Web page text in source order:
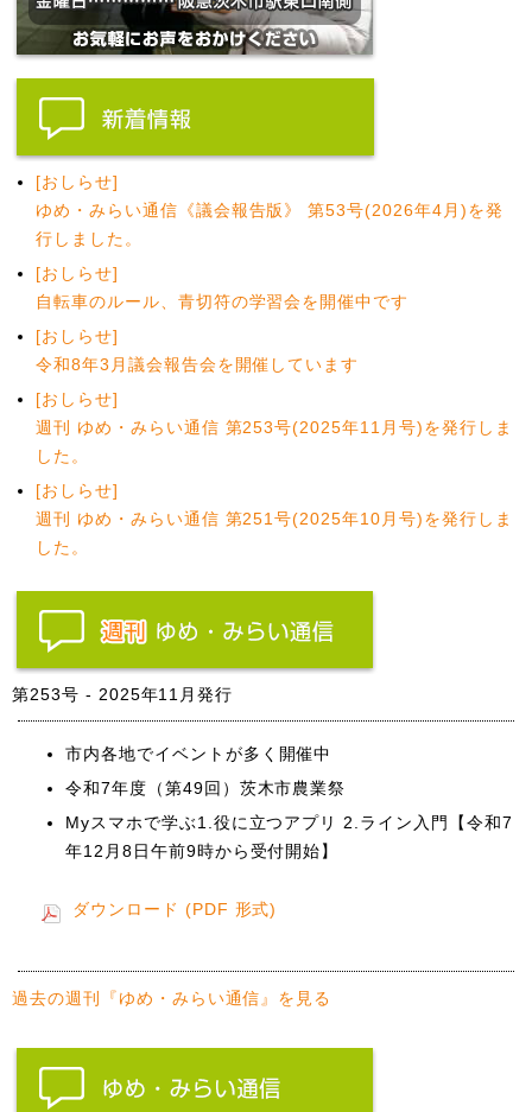
[おしらせ]
ゆめ・みらい通信《議会報告版》 第53号(2026年4月)を発
行しました。
[おしらせ]
自転車のルール、青切符の学習会を開催中です
[おしらせ]
令和8年3月議会報告会を開催しています
[おしらせ]
週刊 ゆめ・みらい通信 第253号(2025年11月号)を発行しま
した。
[おしらせ]
週刊 ゆめ・みらい通信 第251号(2025年10月号)を発行しま
した。
第253号 - 2025年11月発行
市内各地でイベントが多く開催中
令和7年度（第49回）茨木市農業祭
Myスマホで学ぶ1.役に立つアプリ 2.ライン入門【令和7
年12月8日午前9時から受付開始】
ダウンロード (PDF 形式)
過去の週刊『ゆめ・みらい通信』を見る